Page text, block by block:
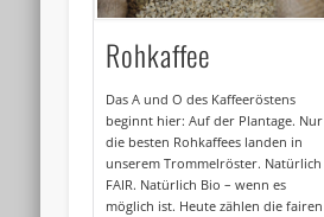
Rohkaffee
Das A und O des Kaffeeröstens
beginnt hier: Auf der Plantage. Nur
die besten Rohkaffees landen in
unserem Trommelröster. Natürlich
FAIR. Natürlich Bio – wenn es
möglich ist. Heute zählen die fairen